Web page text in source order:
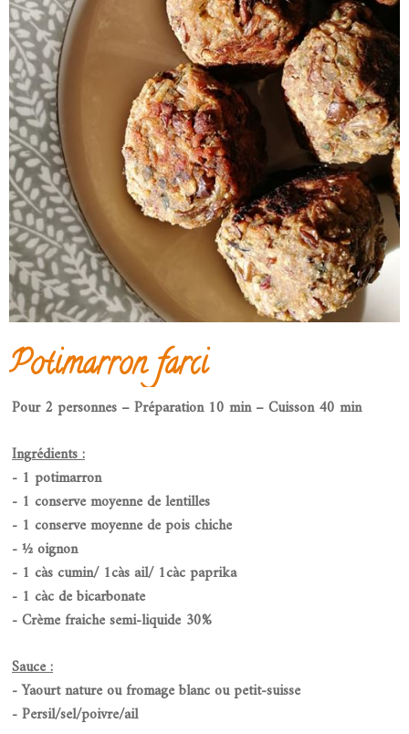
Potimarron farci
Pour 2 personnes – Préparation 10 min – Cuisson 40 min
Ingrédients :
- 1 potimarron
- 1 conserve moyenne de lentilles
- 1 conserve moyenne de pois chiche
- ½ oignon
- 1 càs cumin/ 1càs ail/ 1càc paprika
- 1 càc de bicarbonate
- Crème fraiche semi-liquide 30%
Sauce :
- Yaourt nature ou fromage blanc ou petit-suisse
- Persil/sel/poivre/ail